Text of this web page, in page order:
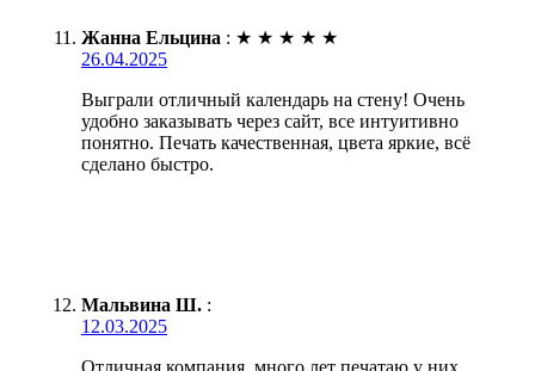
Жанна Ельцина : ★ ★ ★ ★ ★
26.04.2025
Выграли отличный календарь на стену! Очень
удобно заказывать через сайт, все интуитивно
понятно. Печать качественная, цвета яркие, всё
сделано быстро.
Мальвина Ш. :
12.03.2025